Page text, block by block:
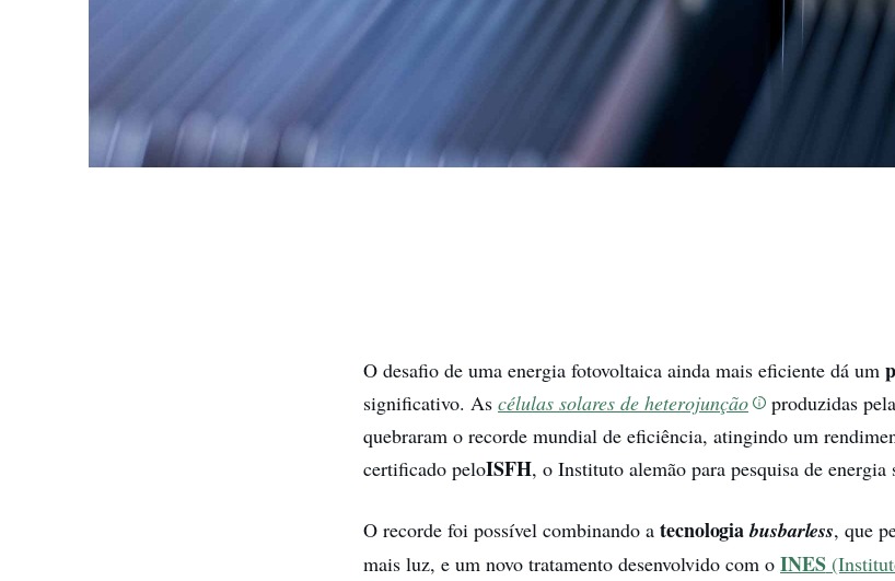
O desafio de uma energia fotovoltaica ainda mais eficiente dá um
significativo. Ascélulas solares de heterojunção
produzidas
quebraram o recorde mundial de eficiência, atingindo um
certificado peloISFH, o Instituto alemão para pesquisa de
O recorde foi possível combinando atecnologiabusbarless, que
mais luz, e um novo tratamento desenvolvido com oINES